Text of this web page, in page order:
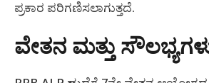
ಪ್ರಕಾರ ಪರಿಗಣಿಸಲಾಗುತ್ತದೆ.
ವೇತನ ಮತ್ತು